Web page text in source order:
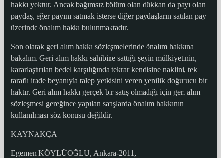
hakkı yoktur. Ancak bağımsız bölüm olan dükkan da payı olan
paydaş, eğer payını satmak isterse diğer paydaşların satılan pay
üzerinde önalım hakkı bulunmaktadır.
Son olarak geri alım hakkı sözleşmelerinde önalım hakkına
bakalım. Geri alım hakkı sahibine sattığı şeyin mülkiyetinin,
kararlaştırılan bedel karşılığında tekrar kendisine naklini, tek
taraflı irade beyanıyla talep yetkisini veren yenilik doğurucu bir
haktır. Geri alım hakkı gerçek bir satış olmadığı için geri alım
sözleşmesi gereğince yapılan satışlarda önalım hakkının
kullanılması söz konusu değildir.
KAYNAKÇA
Egemen KÖYLÜOĞLU, Ankara-2011,